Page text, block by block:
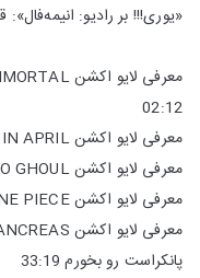
«یوری!!! بر رادیو:
02:12
معرفی لایو اکشن YOUR LIE IN APRIL دروغ آپریل تو 06:45
معرفی لایو اکشن TOKYO GHOUL توکیو غول 12:35
معرفی لایو اکشن ONE PIECE وان پیس 17:18
پانکراست رو بخورم 33:19